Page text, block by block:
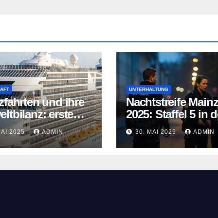
und ihre
erste
neue Wege
2025 ADMIN
UNTERHALTUNG
Nachtstreife Mainz
2025: Staffel 5 in
ARD Mediathek
30. MAI 2025 ADMIN